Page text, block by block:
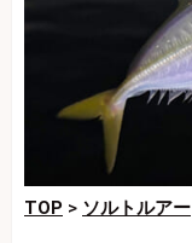
TOP > ソルトルアー